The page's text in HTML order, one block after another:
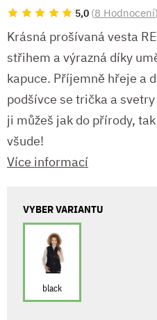
5,0 (8 Hodnocení)
Krásná prošívaná vesta
střihem a výrazná díky
kapuce. Příjemně hřeje a
podšívce se trička a
ji můžeš jak do přírody,
všude!
Více informací
VYBER VARIANTU
black